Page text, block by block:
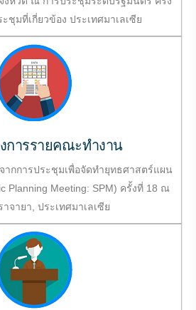
ชุมที่เกี่ยวข้อง ประเทศมาเลเซีย
การรายคณะทำงาน
ากการประชุมเพื่อจัดทำยุทธศาสตร์แผน
Planning Meeting: SPM) ครั้งที่ 18 ณ
าจายา, ประเทศมาเลเซีย